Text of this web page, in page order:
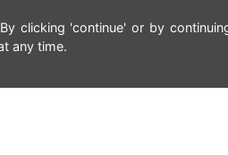
clicking 'continue' or by
any time.